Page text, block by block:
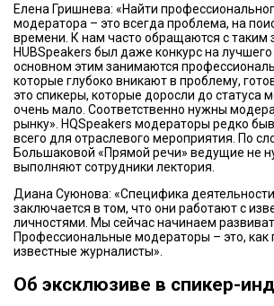
Елена Гришнева: «Найти
модератора – это всегда проблема, на
времени. К нам часто обращаются с таким
HUBSpeakers был даже конкурс на
основном этим занимаются
которые глубоко вникают в проблему,
это спикеры, которые доросли до статуса
очень мало. Соответственно нужны
рынку». HQSpeakers модераторы редко
всего для отраслевого мероприятия. По
Большаковой «Прямой речи» ведущие не
выполняют сотрудники лектория.
Диана Суюнова: «Специфика
заключается в том, что они работают с
личностями. Мы сейчас начинаем
Профессиональные модераторы – это, как
известные журналисты».
Об эксклюзиве в спикер-